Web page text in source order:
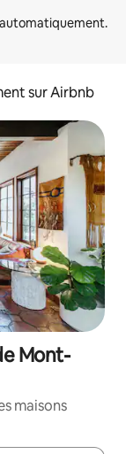
sur Airbnb
Mont-
maisons